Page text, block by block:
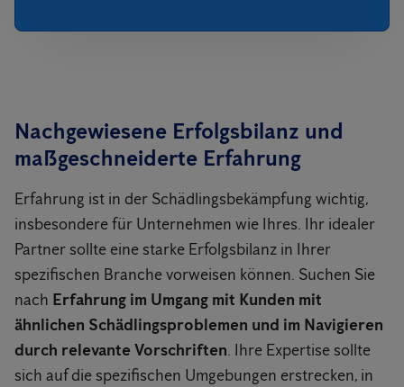
Nachgewiesene Erfolgsbilanz und
maßgeschneiderte Erfahrung
Erfahrung ist in der Schädlingsbekämpfung wichtig,
insbesondere für Unternehmen wie Ihres. Ihr idealer
Partner sollte eine starke Erfolgsbilanz in Ihrer
spezifischen Branche vorweisen können. Suchen Sie
nach Erfahrung im Umgang mit Kunden mit
ähnlichen Schädlingsproblemen und im Navigieren
durch relevante Vorschriften. Ihre Expertise sollte
sich auf die spezifischen Umgebungen erstrecken, in